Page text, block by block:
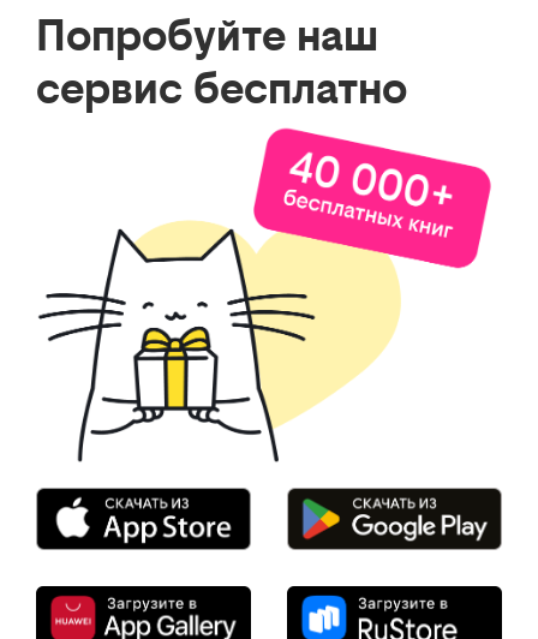
Попробуйте наш
сервис бесплатно